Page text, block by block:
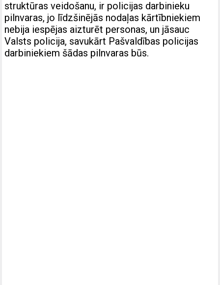
struktūras veidošanu, ir policijas darbinieku
pilnvaras, jo līdzšinējās nodaļas kārtībniekiem
nebija iespējas aizturēt personas, un jāsauc
Valsts policija, savukārt Pašvaldības policijas
darbiniekiem šādas pilnvaras būs.